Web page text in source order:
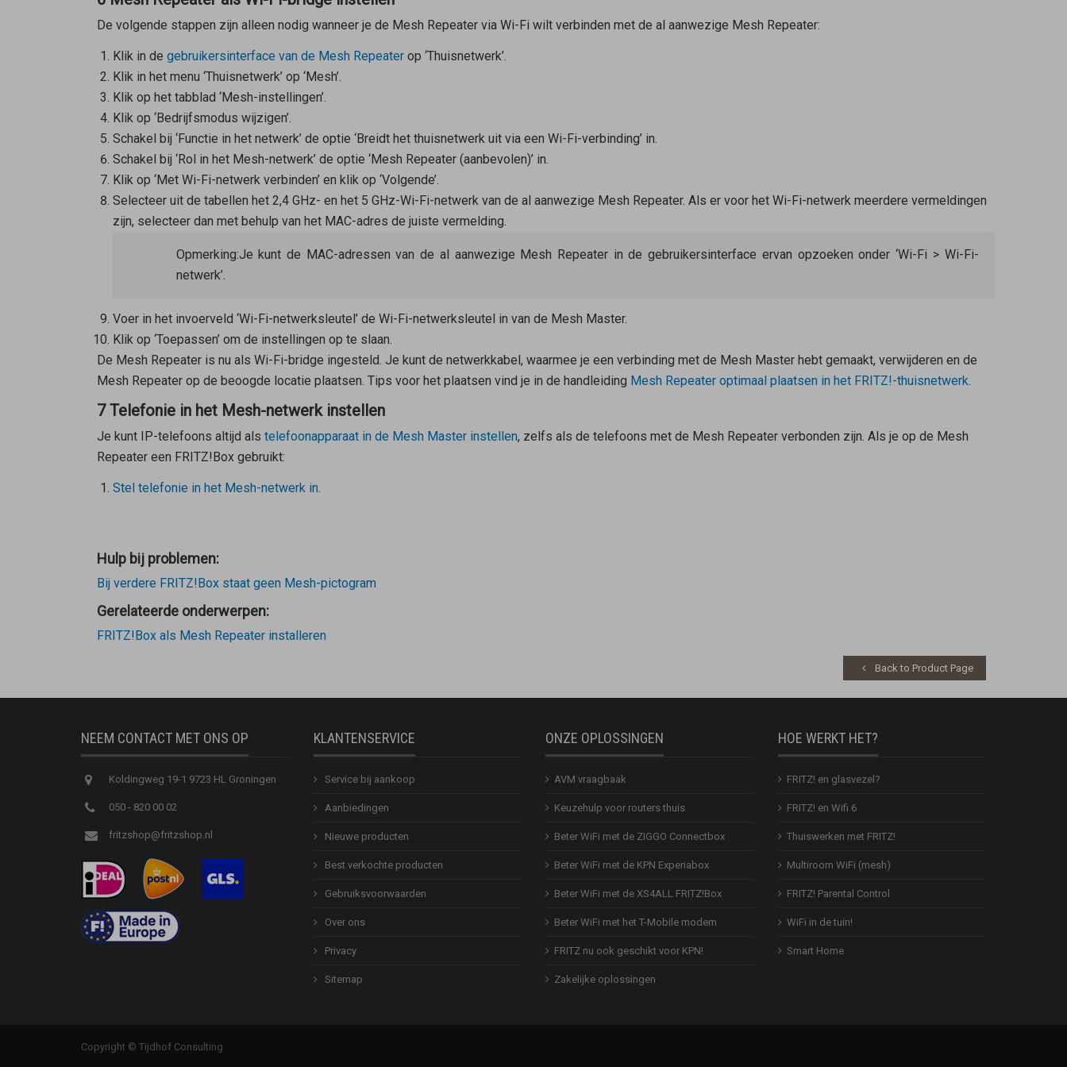
De volgende stappen zijn alleen nodig wanneer je de Mesh Repeatervia Wi-Fi wilt verbinden met de al aanwezige Mesh Repeater:
Klik in de gebruikersinterface van de Mesh Repeaterop ‘Thuisnetwerk’.
Klik in het menu ‘Thuisnetwerk’ op ‘Mesh’.
Klik op het tabblad ‘Mesh-instellingen’.
Klik op ‘Bedrijfsmodus wijzigen’.
Schakel bij ‘Functie in het netwerk’ de optie ‘Breidt het thuisnetwerk uit via een Wi-Fi-verbinding’ in.
Schakel bij ‘Rol in het Mesh-netwerk’ de optie ‘Mesh Repeater (aanbevolen)’ in.
Klik op ‘Met Wi-Fi-netwerk verbinden’ en klik op ‘Volgende’.
Selecteer uit de tabellen het 2,4 GHz- en het 5 GHz-Wi-Fi-netwerk van de al aanwezige Mesh Repeater. Als er voor het Wi-Fi-netwerk meerdere vermeldingen
zijn, selecteer dan met behulp van het MAC-adres de juiste vermelding.
Opmerking:Je kunt de MAC-adressen van de al aanwezige Mesh Repeater in de gebruikersinterface ervan opzoeken onder ‘Wi-Fi > Wi-Fi-
netwerk’.
Voer in het invoerveld ‘Wi-Fi-netwerksleutel’ de Wi-Fi-netwerksleutel in van de Mesh Master.
Klik op ‘Toepassen’ om de instellingen op te slaan.
De Mesh Repeateris nu als Wi-Fi-bridge ingesteld. Je kunt de netwerkkabel, waarmee je een verbinding met de Mesh Masterhebt gemaakt, verwijderen en de
Mesh Repeaterop de beoogde locatie plaatsen. Tips voor het plaatsen vind je in de handleiding Mesh Repeateroptimaal plaatsen in het FRITZ!-thuisnetwerk
7 Telefonie in het Mesh-netwerk instellen
Je kunt IP-telefoons altijd als telefoonapparaat in de Mesh Masterinstellen, zelfs als de telefoons met de Mesh Repeaterverbonden zijn. Als je op de Mesh
Repeatereen FRITZ!Box gebruikt:
Stel telefonie in het Mesh-netwerk in.
Hulp bij problemen:
Bij verdere FRITZ!Box staat geen Mesh-pictogram
Gerelateerde onderwerpen:
FRITZ!Box als Mesh Repeater installeren
Back to Product Page
NEEM CONTACT MET ONS OP
Koldingweg 19-1 9723 HL Groningen
050 - 820 00 02
fritzshop@fritzshop.nl
KLANTENSERVICE
Service bij aankoop
Aanbiedingen
Nieuwe producten
Best verkochte producten
Gebruiksvoorwaarden
Over ons
Privacy
Sitemap
ONZE OPLOSSINGEN
AVM vraagbaak
Keuzehulp voor routers thuis
Beter WiFi met de ZIGGO Connectbox
Beter WiFi met de KPN Experiabox
Beter WiFi met de XS4ALL FRITZ!Box
Beter WiFi met het T-Mobile modem
FRITZ nu ook geschikt voor KPN!
Zakelijke oplossingen
HOE WERKT HET?
FRITZ! en glasvezel?
FRITZ! en Wifi 6
Thuiswerken met FRITZ!
Multiroom WiFi (mesh)
FRITZ! Parental Control
WiFi in de tuin!
Smart Home
Copyright © Tijdhof Consulting